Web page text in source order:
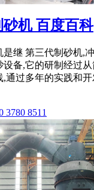
机 百度百科
是继 第三代制砂机,
设备,它的研制经过
,通过多年的实践和
3780 8511